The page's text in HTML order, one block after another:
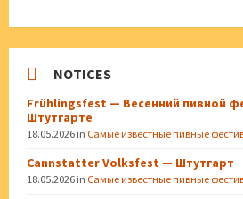
NOTICES
Frühlingsfest — Весенний пивной
Штутгарте
18.05.2026 in Самые известные пивные
Cannstatter Volksfest — Штутгарт
18.05.2026 in Самые известные пивные